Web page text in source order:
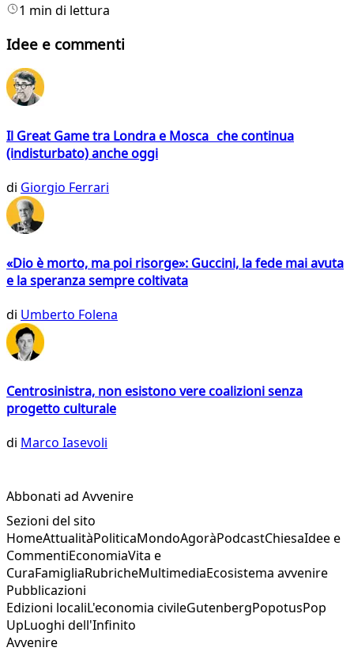
1 min di lettura
Idee e commenti
Il Great Game tra Londra e Mosca che continua
(indisturbato) anche oggi
di Giorgio Ferrari
«Dio è morto, ma poi risorge»: Guccini, la fede mai avuta
e la speranza sempre coltivata
di Umberto Folena
Centrosinistra, non esistono vere coalizioni senza
progetto culturale
di Marco Iasevoli
Abbonati ad Avvenire
Sezioni del sito
HomeAttualitàPoliticaMondoAgoràPodcastChiesaIdee e
CommentiEconomiaVita e
CuraFamigliaRubricheMultimediaEcosistema avvenire
Pubblicazioni
Edizioni localiL'economia civileGutenbergPopotusPop
UpLuoghi dell'Infinito
Avvenire